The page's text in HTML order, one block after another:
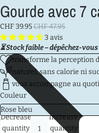
Gourde avec 7
CHF 39.95CHF 47.95
3 avis
⏳ Stock faible – dépêchez-vous
transforme la perception
naturel, sans calorie ni
vous accompagne au
Couleur
Decrease
quantity
Increase
quantity